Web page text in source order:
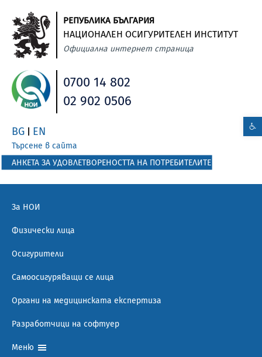
РЕПУБЛИКА БЪЛГАРИЯ
НАЦИОНАЛЕН ОСИГУРИТЕЛЕН ИНСТИТУТ
Официална интернет страница
0700 14 802
02 902 0506
BG EN
Търсене в сайта
АНКЕТА ЗА УДОВЛЕТВОРЕНОСТТА НА ПОТРЕБИТЕЛИТЕ
За НОИ
Физически лица
Осигурители
Самоосигуряващи се лица
Органи на медицинската експертиза
Разработчици на софтуер
Меню